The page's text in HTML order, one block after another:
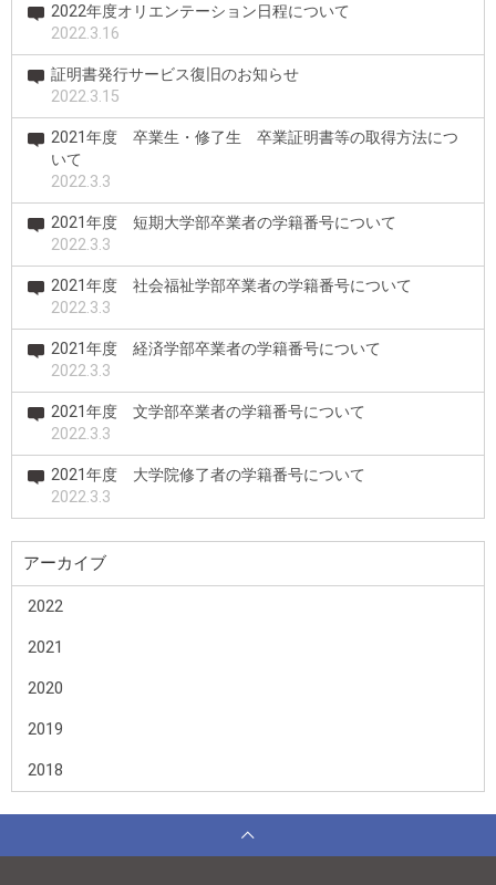
2022年度オリエンテーション日程について
2022.3.16
証明書発行サービス復旧のお知らせ
2022.3.15
2021年度 卒業生・修了生 卒業証明書等の取得方法につ
いて
2022.3.3
2021年度 短期大学部卒業者の学籍番号について
2022.3.3
2021年度 社会福祉学部卒業者の学籍番号について
2022.3.3
2021年度 経済学部卒業者の学籍番号について
2022.3.3
2021年度 文学部卒業者の学籍番号について
2022.3.3
2021年度 大学院修了者の学籍番号について
2022.3.3
アーカイブ
2022
2021
2020
2019
2018